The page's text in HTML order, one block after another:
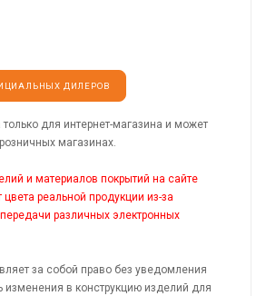
ДИЛЕРОВ
для интернет-магазина и может
магазинах.
и материалов покрытий на сайте
реальной продукции из-за
различных электронных
за собой право без уведомления
изменения в конструкцию изделий для